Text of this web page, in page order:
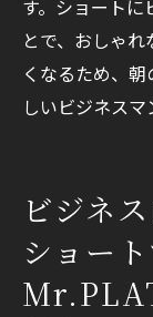
す。ショート
とで、おしゃ
くなるため、
しいビジネスマ
ビジネ
ショー